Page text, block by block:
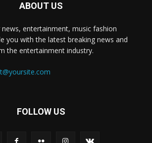
ABOUT US
entertainment, music fashion
you with the latest breaking news and
the entertainment industry.
FOLLOW US